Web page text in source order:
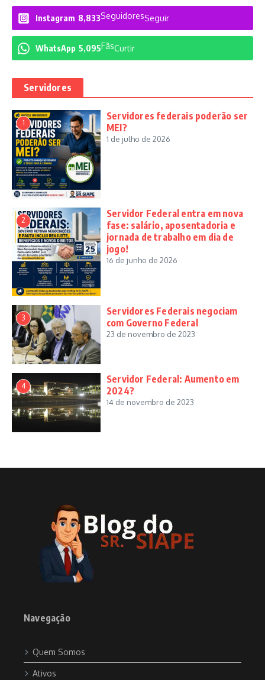
Instagram 8,833SeguidoresSeguir
WhatsApp 5,095FãsCurtir
Servidores
1
Servidores federais poderão ser
MEI?
1 de julho de 2026
2
Servidor Federal entra em nova
fase: salário, aposentadoria e
jornada de trabalho em dia de
jogo!
16 de junho de 2026
3
Servidores Federais negociam
com Governo Federal
23 de novembro de 2023
4
Servidor Federal: Aumento em
2024?
14 de novembro de 2023
Navegação
Quem Somos
Ativos